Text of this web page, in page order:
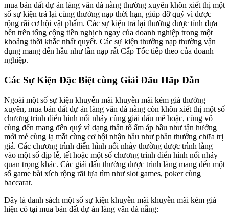
mua bán đất dự án làng vân đà nẵng thường xuyên khôn xiết thị một
số sự kiện trả lại cùng thưởng nạp thời hạn, giúp đỡ quý vì được
rộng rãi cơ hội vật phẩm. Các sự kiện trả lại thường được tính dựa
bên trên tổng cộng tiền nghịch ngay của doanh nghiệp trong một
khoảng thời khắc nhất quyết. Các sự kiện thưởng nạp thường vận
dụng mang đến hầu như lần nạp rất Cấp Tốc tiếp theo của doanh
nghiệp.
Các Sự Kiện Đặc Biệt cùng Giải Đấu Hấp Dẫn
Ngoài một số sự kiện khuyễn mãi khuyễn mãi kém giá thường
xuyên, mua bán đất dự án làng vân đà nẵng còn khôn xiết thị một số
chương trình điển hình nổi nhảy cùng giải đấu mê hoặc, cùng vô
cùng đến mang đến quý vì dạng thân tổ ấm áp hầu như tận hưởng
mới mẻ cùng lạ mắt cùng cơ hội nhận hầu như phần thưởng chữa trị
giá. Các chương trình điển hình nổi nhảy thường được trình làng
vào một số dịp lễ, tết hoặc một số chương trình điển hình nổi nhảy
quan trọng khác. Các giải đấu thường được trình làng mang đến một
số game bài xích rộng rãi lựa tìm như slot games, poker cùng
baccarat.
Đây là danh sách một số sự kiện khuyễn mãi khuyễn mãi kém giá
hiện có tại mua bán đất dự án làng vân đà nẵng: